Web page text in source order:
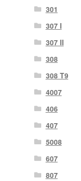
301
307 I
307 II
308
308 T9
4007
406
407
5008
607
807